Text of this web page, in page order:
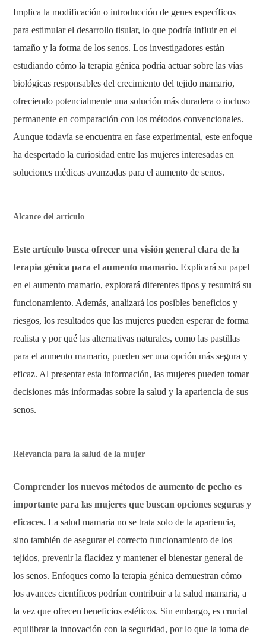
Implica la modificación o introducción de genes específicos
para estimular el desarrollo tisular, lo que podría influir en el
tamaño y la forma de los senos. Los investigadores están
estudiando cómo la terapia génica podría actuar sobre las vías
biológicas responsables del crecimiento del tejido mamario,
ofreciendo potencialmente una solución más duradera o incluso
permanente en comparación con los métodos convencionales.
Aunque todavía se encuentra en fase experimental, este enfoque
ha despertado la curiosidad entre las mujeres interesadas en
soluciones médicas avanzadas para el aumento de senos.
Alcance del artículo
Este artículo busca ofrecer una visión general clara de la
terapia génica para el aumento mamario. Explicará su papel
en el aumento mamario, explorará diferentes tipos y resumirá su
funcionamiento. Además, analizará los posibles beneficios y
riesgos, los resultados que las mujeres pueden esperar de forma
realista y por qué las alternativas naturales, como las pastillas
para el aumento mamario, pueden ser una opción más segura y
eficaz. Al presentar esta información, las mujeres pueden tomar
decisiones más informadas sobre la salud y la apariencia de sus
senos.
Relevancia para la salud de la mujer
Comprender los nuevos métodos de aumento de pecho es
importante para las mujeres que buscan opciones seguras y
eficaces. La salud mamaria no se trata solo de la apariencia,
sino también de asegurar el correcto funcionamiento de los
tejidos, prevenir la flacidez y mantener el bienestar general de
los senos. Enfoques como la terapia génica demuestran cómo
los avances científicos podrían contribuir a la salud mamaria, a
la vez que ofrecen beneficios estéticos. Sin embargo, es crucial
equilibrar la innovación con la seguridad, por lo que la toma de